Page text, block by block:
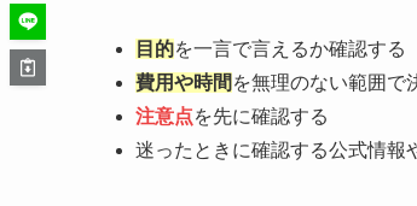
目的を一言で言えるか確認する
費用や時間 を無理のない範囲で
注意点を先に確認する
迷ったときに確認する公式情報